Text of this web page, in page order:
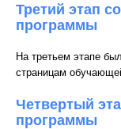
Третий этап
программы
На третьем этапе
страницам
Четвертый
программы